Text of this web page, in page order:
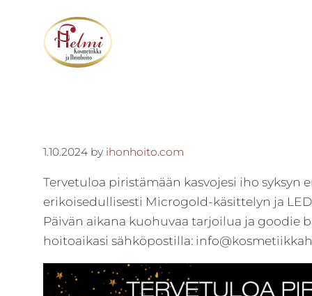
pääsisältöön
ensisijaiseen
sivupalkkiin
alatunnisteeseen
-
Kokonais­
valtainen
hyvä
olo
kaikille
–
asiantuntevuus,
tehokkuus
ja
onnistuminen
ovat
1.10.2024by ihonhoito.com
Tervetuloa piristämään kasvojesi iho syksyn
erikoisedullisesti Microgold-käsittelyn ja
Päivän aikana kuohuvaa tarjoilua ja goodie
hoitoaikasi sähköpostilla: